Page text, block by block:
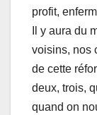
profit,
Il y aura du
voisins, nos
de cette
deux, trois,
quand on